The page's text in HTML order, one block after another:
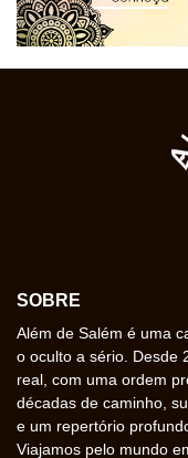
SOBRE
Além de Salém é uma
o oculto a sério. Desde
real, com uma ordem
décadas de caminho,
e um repertório
Viajamos pelo mundo